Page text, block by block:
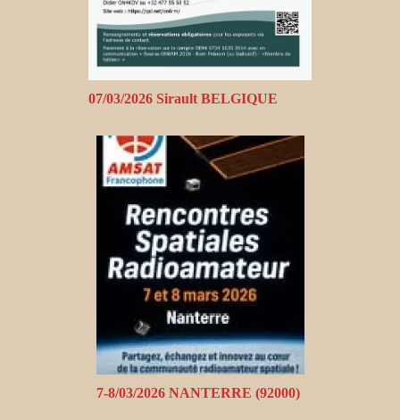
07/03/2026 Sirault BELGIQUE
7-8/03/2026 NANTERRE (92000)